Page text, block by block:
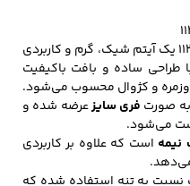
شال و کلاه مردانه چتر مردانه
لباس زیر مردانه لباس راحتی مردانه
پلیور زنانه آر ان اس RNS کد 11232507 یک آیتم شیک، گرم و کاربردی
طراحی ساده و بافت باکیفیت
روزمره و کژوال محسوب می‌شود.
صورت فری سایزعرضه شده و
ست می‌شود.
نیمه است که علاوه بر کاربردی
نسبت به تنه استفاده شده که